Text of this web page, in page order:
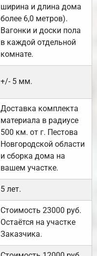
ширина и длина дома
более 6,0 метров).
Вагонки и доски пола
в каждой отдельной
комнате.
+/- 5 мм.
Доставка комплекта
материала в радиусе
500 км. от г. Пестова
Новгородской области
и сборка дома на
вашем участке.
5 лет.
Стоимость 23000 руб.
Остаётся на участке
Заказчика.